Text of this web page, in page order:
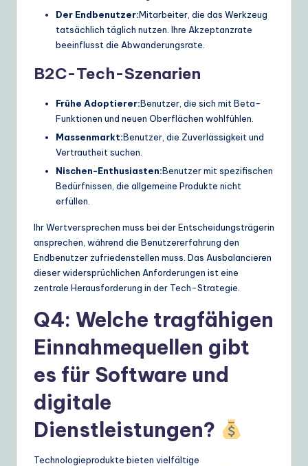
Der Endbenutzer:Mitarbeiter, die das Werkzeug
tatsächlich täglich nutzen. Ihre Akzeptanzrate
beeinflusst die Abwanderungsrate.
B2C-Tech-Szenarien
Frühe Adoptierer:Benutzer, die sich mit Beta-
Funktionen und neuen Oberflächen wohlfühlen.
Massenmarkt:Benutzer, die Zuverlässigkeit und
Vertrautheit suchen.
Nischen-Enthusiasten:Benutzer mit spezifischen
Bedürfnissen, die allgemeine Produkte nicht
erfüllen.
Ihr Wertversprechen muss bei der Entscheidungsträgerin
ansprechen, während die Benutzererfahrung den
Endbenutzer zufriedenstellen muss. Das Ausbalancieren
dieser widersprüchlichen Anforderungen ist eine
zentrale Herausforderung in der Tech-Strategie.
Q4: Welche tragfähigen
Einnahmequellen gibt
es für Software und
digitale
Dienstleistungen?
Technologieprodukte bieten vielfältige